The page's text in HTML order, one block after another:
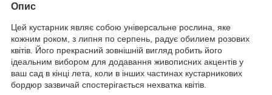
Опис
Цей кустарник являє собою універсальне рослина, яке
кожним роком, з липня по серпень, радує обилием розових
квітів. Його прекрасний зовнішній вигляд робить його
ідеальним вибором для додавання живописних акцентів у
ваш сад в кінці лета, коли в інших частинах кустарникових
бордюр зазвичай спостерігається нехватка квітів.